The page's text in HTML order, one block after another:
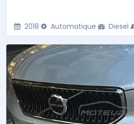
2018 Automatique Diesel